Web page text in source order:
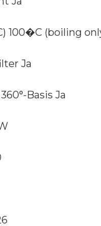
100�C (boiling
Ja
Basis Ja